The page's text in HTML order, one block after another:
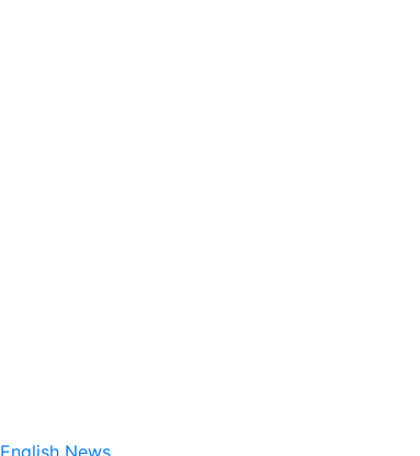
English News